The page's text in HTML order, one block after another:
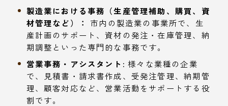
製造業における事務（生産管理補助、購買、資
材管理など）：
市内の製造業の事業所で、生
産計画のサポート、資材の発注・在庫管理、納
期調整といった専門的な事務です。
営業事務・アシスタント: 様々な業種の企業
で、見積書・請求書作成、受発注管理、納期管
理、顧客対応など、営業活動をサポートする役
割です。